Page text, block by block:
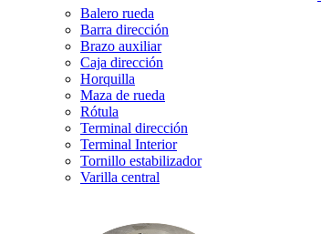
Balero rueda
Barra dirección
Brazo auxiliar
Caja dirección
Horquilla
Maza de rueda
Rótula
Terminal dirección
Terminal Interior
Tornillo estabilizador
Varilla central